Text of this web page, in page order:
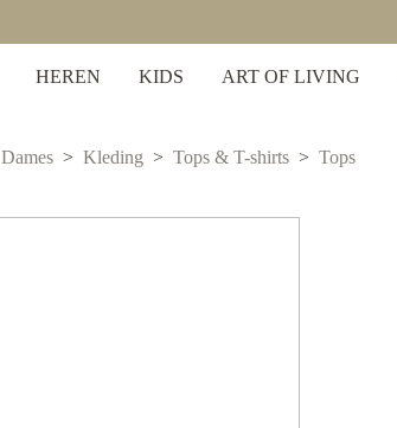
HEREN KIDS ART OF LIVING
Dames Kleding Tops & T-shirts Tops